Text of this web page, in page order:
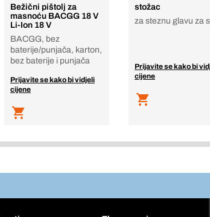
Bežični pištolj za
masnoću BACGG 18 V
Li-Ion 18 V
BACGG, bez
baterije/punjača, karton,
bez baterije i punjača
Prijavite se kako bi vidjeli
cijene
stožac
za steznu glavu za
Prijavite se kako bi
cijene